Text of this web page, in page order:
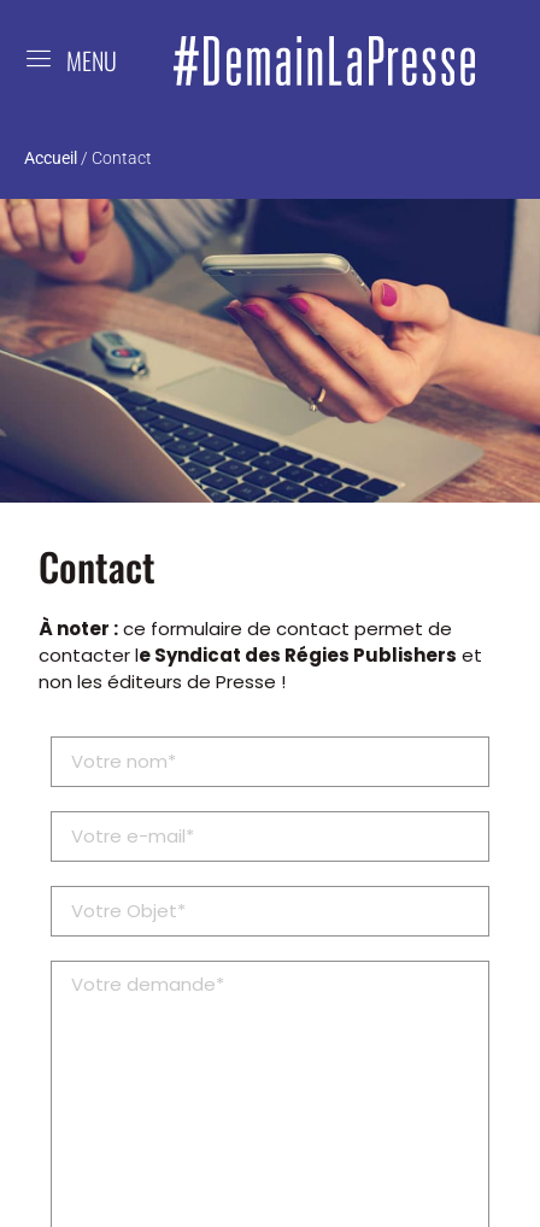
MENU
Accueil / Contact
Contact
À noter :ce formulaire de contact permet de
contacter le Syndicat des Régies Publishers et
non les éditeurs de Presse !